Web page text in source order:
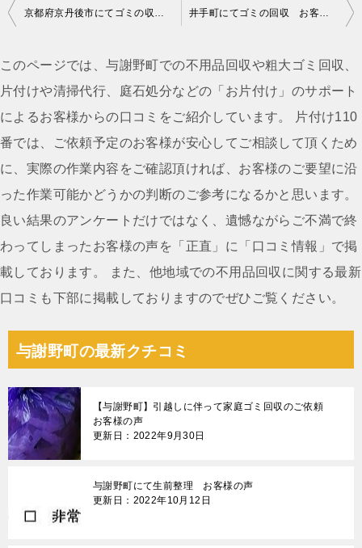
投
ナ
ビ
ゲ
ー
シ
ョ
ン
京都府京丹後市にてゴミの収集 お客様の声 井手町にてゴミの回収 お客様の声
このページでは、与謝野町での不用品回収や粗大ゴミ回収、
片付けや清掃代行、庭石処分などの「お片付け」のサポート
によるお客様からの口コミをご紹介しています。 片付け110
番では、ご依頼予定のお客様が安心してご相談して頂くため
に、実際の作業内容をご確認頂ければ、お客様のご要望に沿
った作業可能かどうかの判断のご参考になるかと思います。
良い結果のアンケートだけではなく、遺憾ながらご不満で終
わってしまったお客様の声を「正直」に「口コミ情報」で掲
載しております。 また、他地域での不用品回収に関する最新
口コミも下部に掲載しておりますのでぜひご覧ください。
与謝野町の最新クチコミ
【与謝野町】引越しに伴って家庭ゴミ回収のご依頼
お客様の声
更新日：2022年9月30日
与謝野町にて生前整理 お客様の声
更新日：2022年10月12日